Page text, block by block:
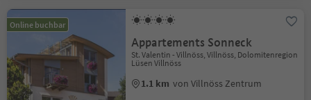
Online buchbar
Appartements Sonneck
St. Valentin - Villnöss, Villnöss, Dolomitenregion
Lüsen Villnöss
1.1 km von Villnöss Zentrum